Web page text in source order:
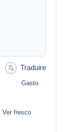
Traduire
: A Gasto
fresco